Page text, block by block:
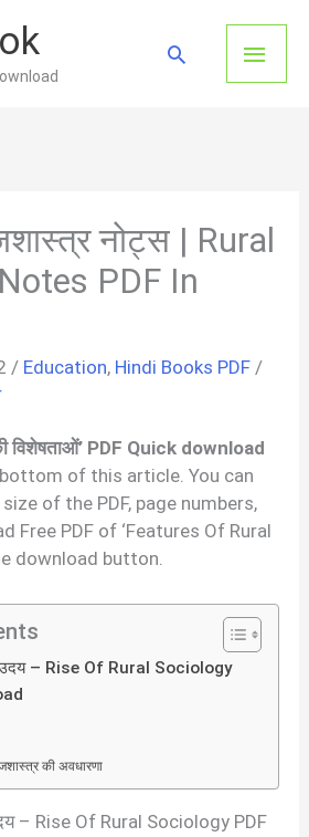
Main
Search
नोट्स | Rural
PDF In
/ Education, Hindi Books PDF /
विशेषताओं’ PDF Quick download
of this article. You can
of the PDF, page numbers,
Free PDF of ‘Features Of Rural
download button.
उदय – Rise Of Rural Sociology
की अवधारणा
– Rise Of Rural Sociology PDF